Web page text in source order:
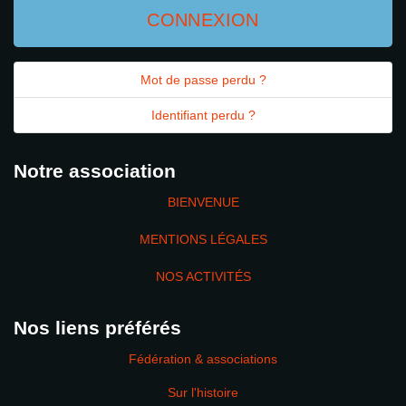
CONNEXION
Mot de passe perdu ?
Identifiant perdu ?
Notre association
BIENVENUE
MENTIONS LÉGALES
NOS ACTIVITÉS
Nos liens préférés
Fédération & associations
Sur l'histoire